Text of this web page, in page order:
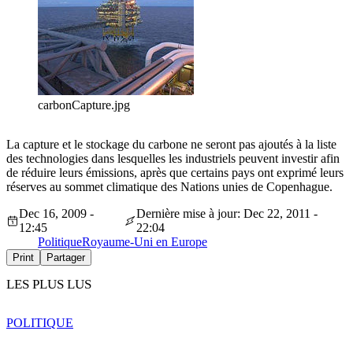
carbonCapture.jpg
La capture et le stockage du carbone ne seront pas ajoutés à la liste
des technologies dans lesquelles les industriels peuvent investir afin
de réduire leurs émissions, après que certains pays ont exprimé leurs
réserves au sommet climatique des Nations unies de Copenhague.
Dec 16, 2009 -
12:45
Dernière mise à jour: Dec 22, 2011 -
22:04
PolitiqueRoyaume-Uni en Europe
Print Partager
LES PLUS LUS
POLITIQUE